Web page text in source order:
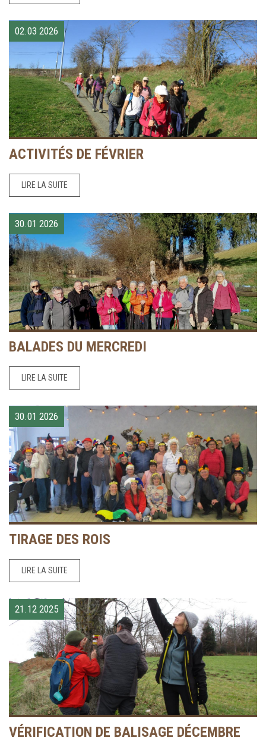
02.03 2026
ACTIVITÉS DE FÉVRIER
LIRE LA SUITE
30.01 2026
BALADES DU MERCREDI
LIRE LA SUITE
30.01 2026
TIRAGE DES ROIS
LIRE LA SUITE
21.12 2025
VÉRIFICATION DE BALISAGE DÉCEMBRE